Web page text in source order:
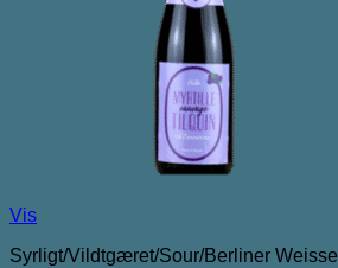
Vis
Syrligt/Vildtgæret/Sour/Berliner Weisse